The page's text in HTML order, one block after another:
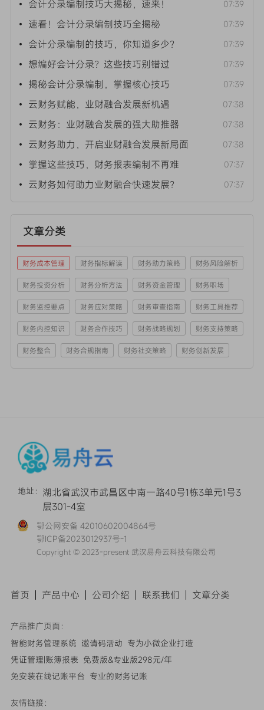
• 会计分录编制技巧大揭秘，速来！ 07:39
• 速看！会计分录编制技巧全揭秘 07:39
• 会计分录编制的技巧，你知道多少？ 07:39
• 想编好会计分录？这些技巧别错过 07:39
• 揭秘会计分录编制，掌握核心技巧 07:39
• 云财务赋能，业财融合发展新机遇 07:38
• 云财务：业财融合发展的强大助推器 07:38
• 云财务助力，开启业财融合发展新局面 07:38
• 掌握这些技巧，财务报表编制不再难 07:37
• 云财务如何助力业财融合快速发展？ 07:37
文章分类
财务成本管理 财务指标解读 财务助力策略 财务风险解析
财务投资分析 财务分析方法 财务资金管理 财务职场
财务监控要点 财务应对策略 财务审查指南 财务工具推荐
财务内控知识 财务合作技巧 财务战略规划 财务支持策略
财务整合 财务合规指南 财务社交策略 财务创新发展
地址： 湖北省武汉市武昌区中南一路40号1栋3单元1号3
层301-4室
鄂公网安备 42010602004864号
鄂ICP备2023012937号-1
Copyright © 2023-present 武汉易舟云科技有限公司
首页 产品中心 公司介绍 联系我们 文章分类
产品推广页面：
智能财务管理系统 邀请码活动 专为小微企业打造
凭证管理|账簿报表 免费版&专业版298元/年
免安装在线记账平台 专业的财务记账
友情链接：